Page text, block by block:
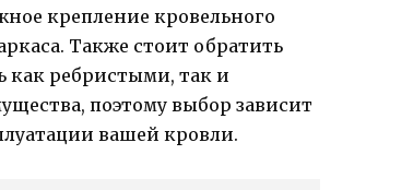
крепление кровельного
Также стоит обратить
ребристыми, так и
поэтому выбор зависит
вашей кровли.